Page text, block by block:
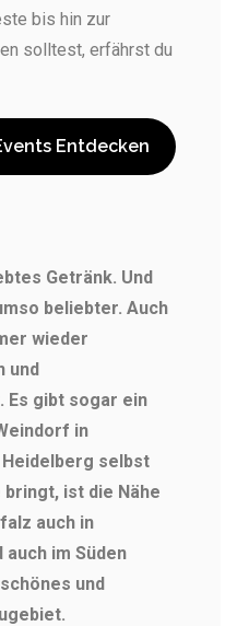
bis hin zur
solltest, erfährst du
Entdecken
Getränk. Und
beliebter. Auch
wieder
und
Es gibt sogar ein
in
selbst
ist die Nähe
auch in
auch im Süden
und